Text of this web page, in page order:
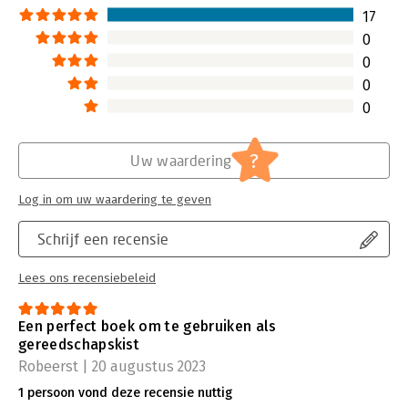
17
0
0
0
0
Schrijf een recensie
Lees ons recensiebeleid
Uw waardering ?
Log in om uw waardering te geven
Een perfect boek om te gebruiken als
gereedschapskist
Robeerst | 20 augustus 2023
1 persoon vond deze recensie nuttig